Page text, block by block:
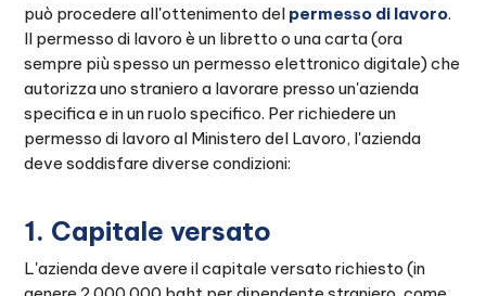
può procedere all'ottenimento del permesso di lavoro.
Il permesso di lavoro è un libretto o una carta (ora
sempre più spesso un permesso elettronico digitale) che
autorizza uno straniero a lavorare presso un'azienda
specifica e in un ruolo specifico. Per richiedere un
permesso di lavoro al Ministero del Lavoro, l'azienda
deve soddisfare diverse condizioni:
1. Capitale versato
L'azienda deve avere il capitale versato richiesto (in